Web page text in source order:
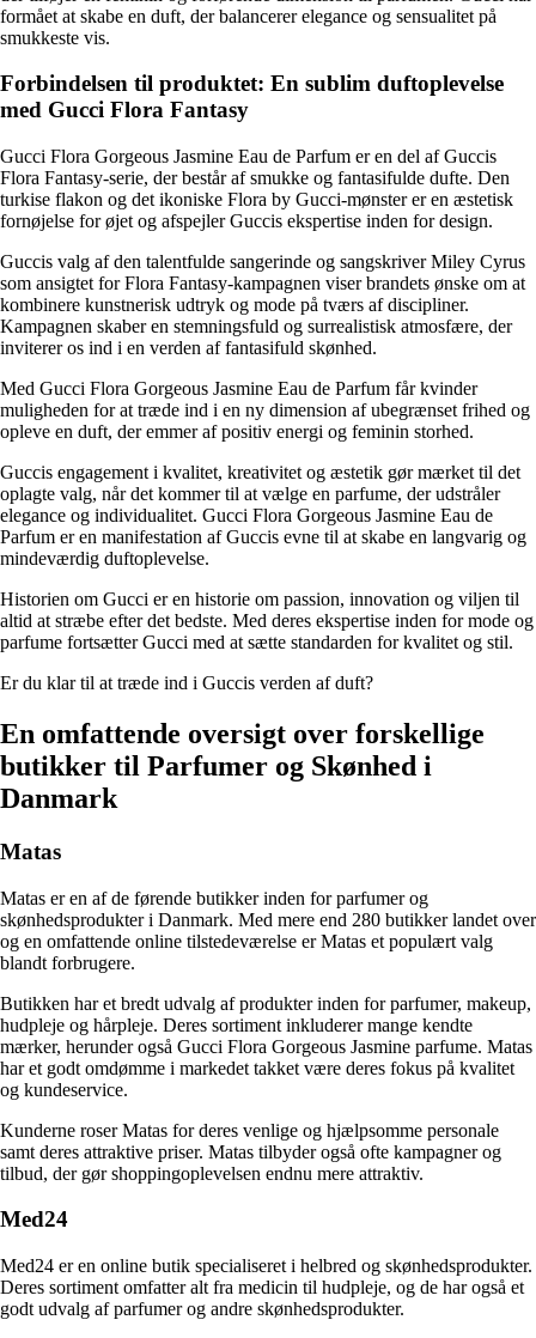
formået at skabe en duft, der balancerer elegance og sensualitet på
smukkeste vis.
Forbindelsen til produktet: En sublim duftoplevelse
med Gucci Flora Fantasy
Gucci Flora Gorgeous Jasmine Eau de Parfum er en del af Guccis
Flora Fantasy-serie, der består af smukke og fantasifulde dufte. Den
turkise flakon og det ikoniske Flora by Gucci-mønster er en æstetisk
fornøjelse for øjet og afspejler Guccis ekspertise inden for design.
Guccis valg af den talentfulde sangerinde og sangskriver Miley Cyrus
som ansigtet for Flora Fantasy-kampagnen viser brandets ønske om at
kombinere kunstnerisk udtryk og mode på tværs af discipliner.
Kampagnen skaber en stemningsfuld og surrealistisk atmosfære, der
inviterer os ind i en verden af fantasifuld skønhed.
Med Gucci Flora Gorgeous Jasmine Eau de Parfum får kvinder
muligheden for at træde ind i en ny dimension af ubegrænset frihed og
opleve en duft, der emmer af positiv energi og feminin storhed.
Guccis engagement i kvalitet, kreativitet og æstetik gør mærket til det
oplagte valg, når det kommer til at vælge en parfume, der udstråler
elegance og individualitet. Gucci Flora Gorgeous Jasmine Eau de
Parfum er en manifestation af Guccis evne til at skabe en langvarig og
mindeværdig duftoplevelse.
Historien om Gucci er en historie om passion, innovation og viljen til
altid at stræbe efter det bedste. Med deres ekspertise inden for mode og
parfume fortsætter Gucci med at sætte standarden for kvalitet og stil.
Er du klar til at træde ind i Guccis verden af duft?
En omfattende oversigt over forskellige
butikker til Parfumer og Skønhed i
Danmark
Matas
Matas er en af de førende butikker inden for parfumer og
skønhedsprodukter i Danmark. Med mere end 280 butikker landet over
og en omfattende online tilstedeværelse er Matas et populært valg
blandt forbrugere.
Butikken har et bredt udvalg af produkter inden for parfumer, makeup,
hudpleje og hårpleje. Deres sortiment inkluderer mange kendte
mærker, herunder også Gucci Flora Gorgeous Jasmine parfume. Matas
har et godt omdømme i markedet takket være deres fokus på kvalitet
og kundeservice.
Kunderne roser Matas for deres venlige og hjælpsomme personale
samt deres attraktive priser. Matas tilbyder også ofte kampagner og
tilbud, der gør shoppingoplevelsen endnu mere attraktiv.
Med24
Med24 er en online butik specialiseret i helbred og skønhedsprodukter.
Deres sortiment omfatter alt fra medicin til hudpleje, og de har også et
godt udvalg af parfumer og andre skønhedsprodukter.